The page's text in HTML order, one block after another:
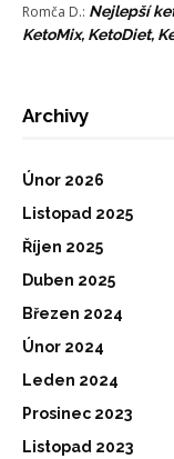
Romča D.: Nejlepší
KetoMix, KetoDiet,
Archivy
Únor 2026
Listopad 2025
Říjen 2025
Duben 2025
Březen 2024
Únor 2024
Leden 2024
Prosinec 2023
Listopad 2023